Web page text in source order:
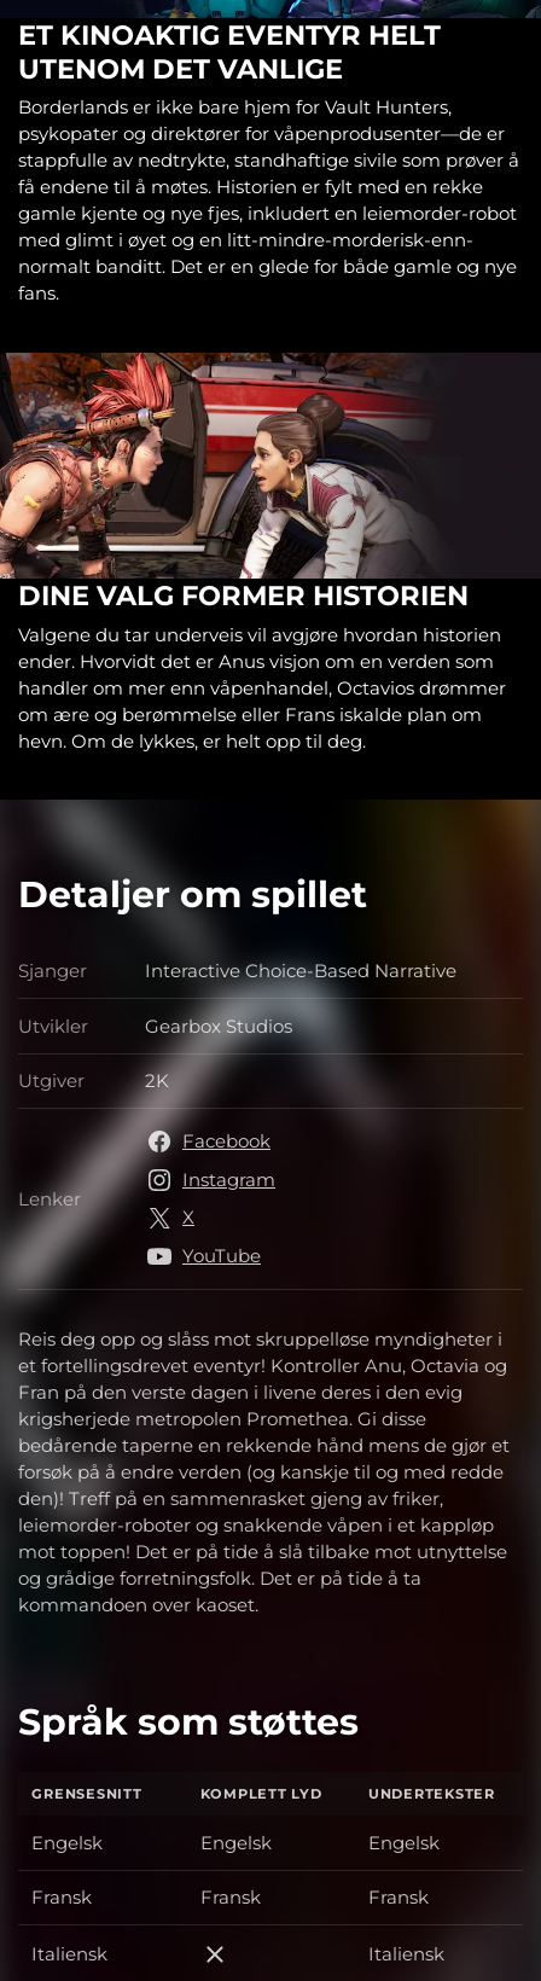
ET KINOAKTIG EVENTYR HELT
UTENOM DET VANLIGE
Borderlands er ikke bare hjem for Vault Hunters,
psykopater og direktører for våpenprodusenter—de er
stappfulle av nedtrykte, standhaftige sivile som prøver å
få endene til å møtes. Historien er fylt med en rekke
gamle kjente og nye fjes, inkludert en leiemorder-robot
med glimt i øyet og en litt-mindre-morderisk-enn-
normalt banditt. Det er en glede for både gamle og nye
fans.
DINE VALG FORMER HISTORIEN
Valgene du tar underveis vil avgjøre hvordan historien
ender. Hvorvidt det er Anus visjon om en verden som
handler om mer enn våpenhandel, Octavios drømmer
om ære og berømmelse eller Frans iskalde plan om
hevn. Om de lykkes, er helt opp til deg.
Detaljer om spillet
Reis deg opp og slåss mot skruppelløse myndigheter i
et fortellingsdrevet eventyr! Kontroller Anu, Octavia og
Fran på den verste dagen i livene deres i den evig
krigsherjede metropolen Promethea. Gi disse
bedårende taperne en rekkende hånd mens de gjør et
forsøk på å endre verden (og kanskje til og med redde
den)! Treff på en sammenrasket gjeng av friker,
leiemorder-roboter og snakkende våpen i et kappløp
mot toppen! Det er på tide å slå tilbake mot utnyttelse
og grådige forretningsfolk. Det er på tide å ta
kommandoen over kaoset.
Sjanger Sjanger
Interactive Choice-Based Narrative
Utvikler Utvikler
Gearbox Studios
Utgiver Utgiver
2K
Lenker Lenker
Facebook
Instagram
X
YouTube
Språk som støttes
GRENSESNITT KOMPLETT LYD UNDERTEKSTER
Engelsk Engelsk Engelsk
Fransk Fransk Fransk
Italiensk Italiensk Italiensk